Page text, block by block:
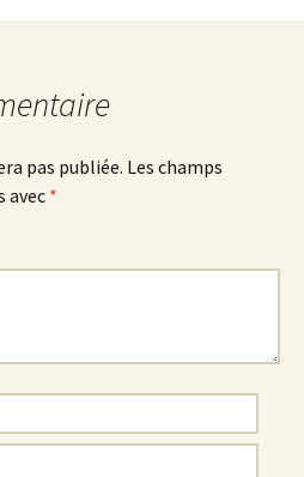
pas publiée. Les champs
avec *